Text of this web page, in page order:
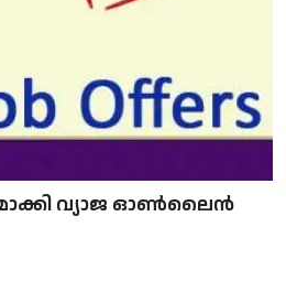
വ്യാജ ഓൺലൈൻ